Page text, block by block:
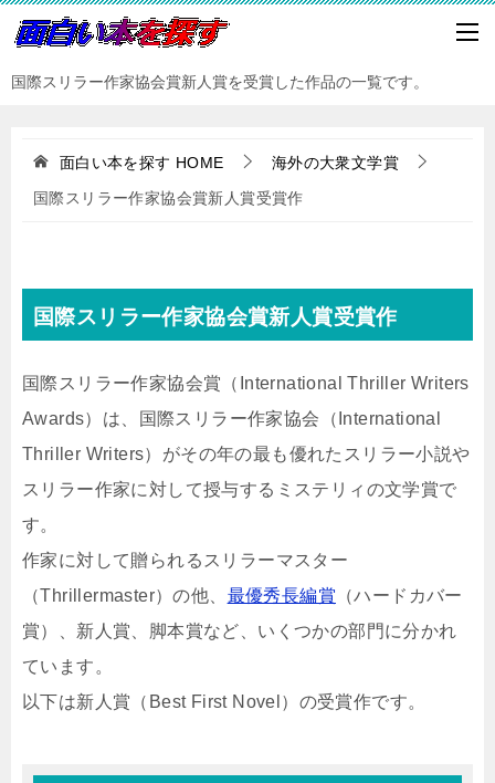
国際スリラー作家協会賞新人賞を受賞した作品の一覧です。
面白い本を探す HOME
海外の大衆文学賞
国際スリラー作家協会賞新人賞受賞作
国際スリラー作家協会賞新人賞受賞作
国際スリラー作家協会賞（International Thriller Writers
Awards）は、国際スリラー作家協会（International
Thriller Writers）がその年の最も優れたスリラー小説や
スリラー作家に対して授与するミステリィの文学賞で
す。
作家に対して贈られるスリラーマスター
（Thrillermaster）の他、 最優秀長編賞 （ハードカバー
賞）、新人賞、脚本賞など、いくつかの部門に分かれ
ています。
以下は新人賞（Best First Novel）の受賞作です。